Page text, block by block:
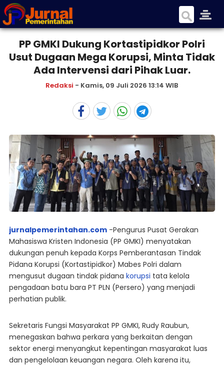
PP GMKI Dukung Kortastipidkor Polri
Usut Dugaan Mega Korupsi, Minta Tidak
Ada Intervensi dari Pihak Luar.
Redaksi - Kamis, 09 Juli 2026 13:14 WIB
jurnalpemerintahan.com-Pengurus Pusat Gerakan
Mahasiswa Kristen Indonesia (PP GMKI) menyatakan
dukungan penuh kepada Korps Pemberantasan Tindak
Pidana Korupsi (Kortastipidkor) Mabes Polri dalam
mengusut dugaan tindak pidana korupsi tata kelola
pengadaan batu bara PT PLN (Persero) yang menjadi
perhatian publik.
Sekretaris Fungsi Masyarakat PP GMKI, Rudy Raubun,
menegaskan bahwa perkara yang berkaitan dengan
sektor energi menyangkut kepentingan masyarakat luas
dan pengelolaan keuangan negara. Oleh karena itu,